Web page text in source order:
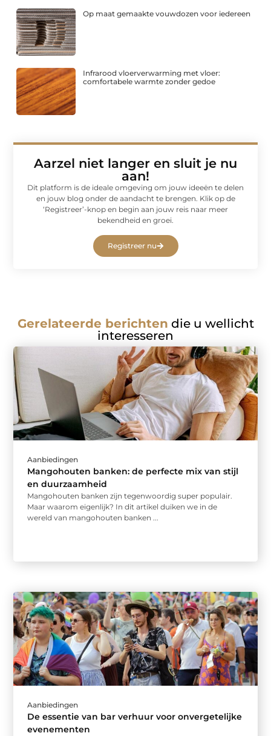
Op maat gemaakte vouwdozen voor iedereen
Infrarood vloerverwarming met vloer:
comfortabele warmte zonder gedoe
Aarzel niet langer en sluit je nu
aan!
Dit platform is de ideale omgeving om jouw ideeën te delen
en jouw blog onder de aandacht te brengen. Klik op de
‘Registreer’-knop en begin aan jouw reis naar meer
bekendheid en groei.
Registreer nu
Gerelateerde berichten die u wellicht
interesseren
Aanbiedingen
Mangohouten banken: de perfecte mix van stijl
en duurzaamheid
Mangohouten banken zijn tegenwoordig super populair.
Maar waarom eigenlijk? In dit artikel duiken we in de
wereld van mangohouten banken ...
Aanbiedingen
De essentie van bar verhuur voor onvergetelijke
evenementen